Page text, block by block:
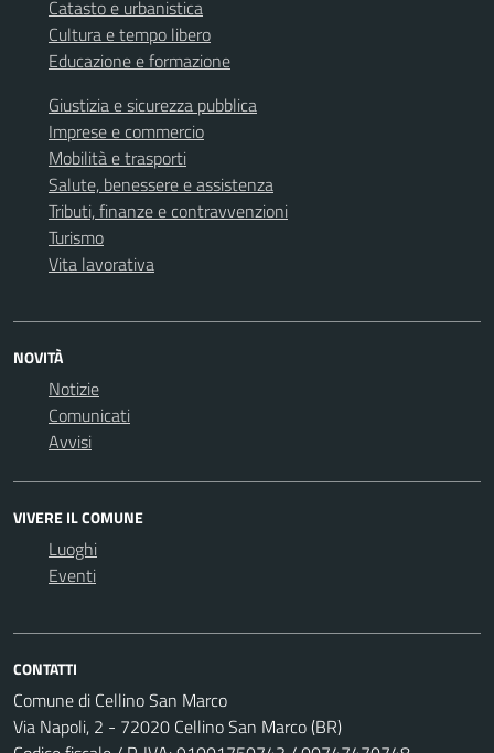
Catasto e urbanistica
Cultura e tempo libero
Educazione e formazione
Giustizia e sicurezza pubblica
Imprese e commercio
Mobilità e trasporti
Salute, benessere e assistenza
Tributi, finanze e contravvenzioni
Turismo
Vita lavorativa
NOVITÀ
Notizie
Comunicati
Avvisi
VIVERE IL COMUNE
Luoghi
Eventi
CONTATTI
Comune di Cellino San Marco
Via Napoli, 2 - 72020 Cellino San Marco (BR)